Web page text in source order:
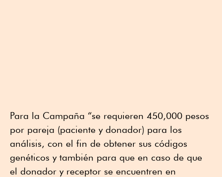
Para la Campaña “se requieren 450,000 pesos
por pareja (paciente y donador) para los
análisis, con el fin de obtener sus códigos
genéticos y también para que en caso de que
el donador y receptor se encuentren en